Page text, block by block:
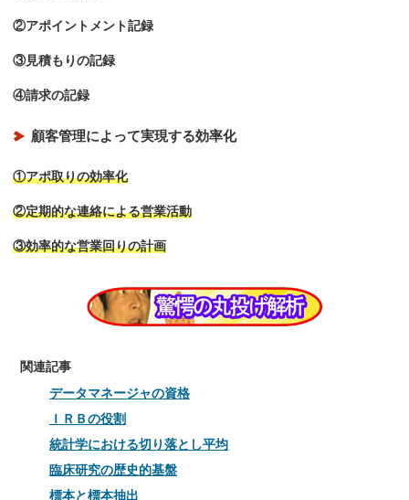
②アポイントメント記録
③見積もりの記録
④請求の記録
顧客管理によって実現する効率化
①アポ取りの効率化
②定期的な連絡による営業活動
③効率的な営業回りの計画
関連記事
データマネージャの資格
ＩＲＢの役割
統計学における切り落とし平均
臨床研究の歴史的基盤
標本と標本抽出